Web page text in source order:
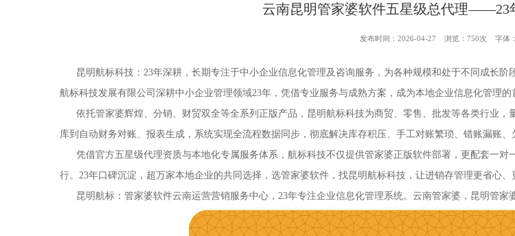
云南昆明管家婆软件五星级总代理——23
发布时间：2026-04-27 浏览：750次 字体
昆明航标科技：23年深耕，长期专注于中小企业信息化管理及咨询服务，为各种规模和处于不同成长阶
航标科技发展有限公司深耕中小企业管理领域23年，凭借专业服务与成熟方案，成为本地企业信息化管理的
依托管家婆辉煌、分销、财贸双全等全系列正版产品，昆明航标科技为商贸、零售、批发等各类行业，
库到自动财务对账、报表生成，系统实现全流程数据同步，彻底解决库存积压、手工对账繁琐、错账漏账
凭借官方五星级代理资质与本地化专属服务体系，航标科技不仅提供管家婆正版软件部署，更配套一对
行。23年口碑沉淀，超万家本地企业的共同选择，选管家婆软件，找昆明航标科技，让进销存管理更省心、
昆明航标：管家婆软件云南运营营销服务中心，23年专注企业信息化管理系统。云南管家婆，昆明管家